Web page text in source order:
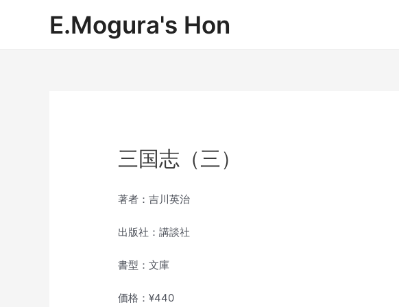
E.Mogura's Hon
三国志（三）
著者：吉川英治
出版社：講談社
書型：文庫
価格：¥440